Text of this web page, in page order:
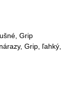
Grip
Grip, ľahký,